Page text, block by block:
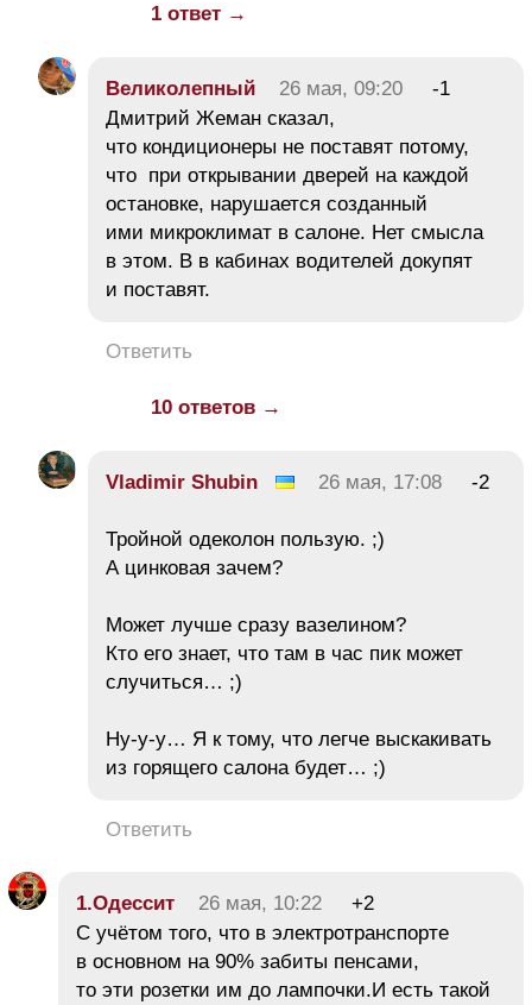
1 ответ →
Великолепный 26 мая, 09:20
-1
Дмитрий Жеман сказал,
что кондиционеры не поставят потому,
что при открывании дверей на каждой
остановке, нарушается созданный
ими микроклимат в салоне. Нет смысла
в этом. В в кабинах водителей докупят
и поставят.
Ответить
10 ответов →
Vladimir Shubin 26 мая, 17:08 -2
Тройной одеколон пользую. ;)
А цинковая зачем?
Может лучше сразу вазелином?
Кто его знает, что там в час пик может
случиться… ;)
Ну-у-у… Я к тому, что легче выскакивать
из горящего салона будет… ;)
Ответить
1.Одессит 26 мая, 10:22
+2
С учётом того, что в электротранспорте
в основном на 90% забиты пенсами,
то эти розетки им до лампочки.И есть такой